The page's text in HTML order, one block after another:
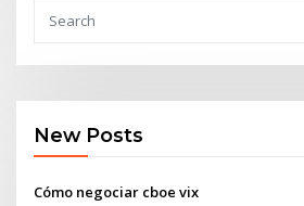
New Posts
Cómo negociar cboe vix